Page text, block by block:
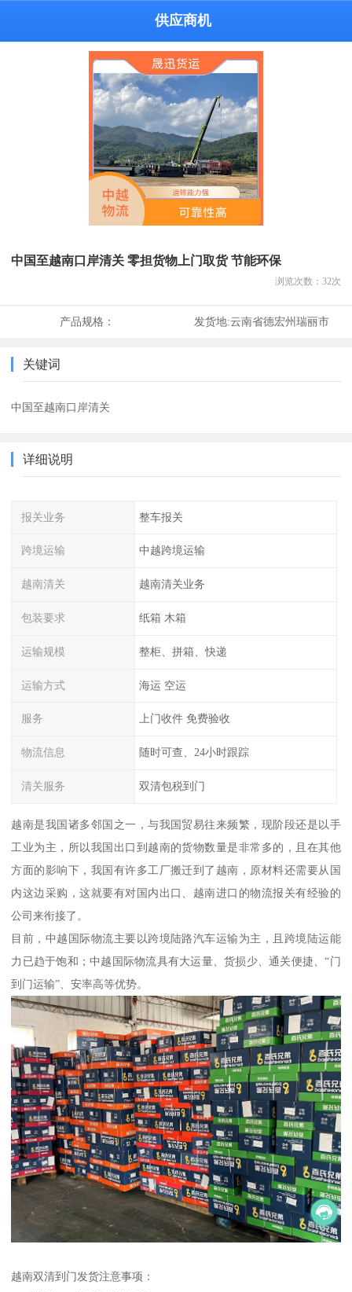
供应商机
中国至越南口岸清关 零担货物上门取货 节能环保
浏览次数： 32次
产品规格： 发货地:云南省德宏州瑞丽市
关键词
中国至越南口岸清关
详细说明
报关业务 整车报关
跨境运输 中越跨境运输
越南清关 越南清关业务
包装要求 纸箱 木箱
运输规模 整柜、拼箱、快递
运输方式 海运 空运
服务 上门收件 免费验收
物流信息 随时可查、24小时跟踪
清关服务 双清包税到门
越南是我国诸多邻国之一，与我国贸易往来频繁，现阶段还是以手
工业为主，所以我国出口到越南的货物数量是非常多的，且在其他
方面的影响下，我国有许多工厂搬迁到了越南，原材料还需要从国
内这边采购，这就要有对国内出口、越南进口的物流报关有经验的
公司来衔接了。
目前，中越国际物流主要以跨境陆路汽车运输为主，且跨境陆运能
力已趋于饱和；中越国际物流具有大运量、货损少、通关便捷、“门
到门运输”、安率高等优势。
越南双清到门发货注意事项：